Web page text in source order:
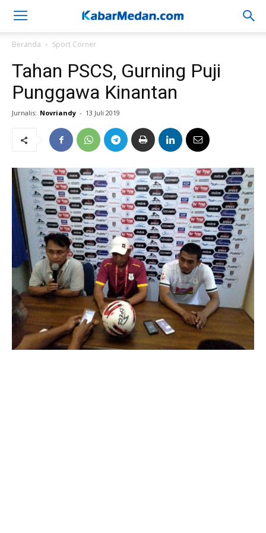
Beranda Sport Corner
Tahan PSCS, Gurning Puji
Punggawa Kinantan
Jurnalis: Novriandy - 13 Juli 2019